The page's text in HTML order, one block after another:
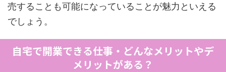
売することも可能になっていることが魅力といえる
でしょう。
自宅で開業できる仕事・どんなメリットやデ
メリットがある？